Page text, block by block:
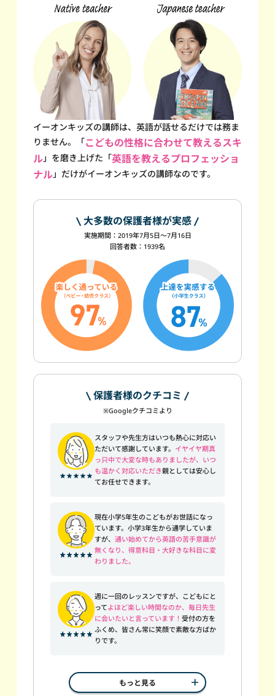
イーオンキッズの講師は、英語が話せるだけでは務ま
りません。
「こどもの性格に合わせて教えるスキ
ル」を磨き上げた 「英語を教えるプロフェッショ
ナル」だけがイーオンキッズの講師なのです。
大多数の保護者様が実感
実施期間：2019年7月5日～7月16日
回答者数：1939名
保護者様のクチコミ
※Googleクチコミより
スタッフや先生方はいつも熱心に対応い
ただいて感謝しています。 イヤイヤ期真
っ只中で大変な時もありましたが、いつ
も温かく対応いただき親としては安心し
てお任せできます。
現在小学5年生のこどもがお世話になっ
ています。小学3年生から通学していま
すが、 通い始めてから英語の苦手意識が
無くなり、得意科目・大好きな科目に変
わりました。
週に一回のレッスンですが、こどもにと
ってよほど楽しい時間なのか、毎日先生
に会いたいと言っています！ 受付の方を
ふくめ、皆さん常に笑顔で素敵な方ばか
りです。
もっと見る